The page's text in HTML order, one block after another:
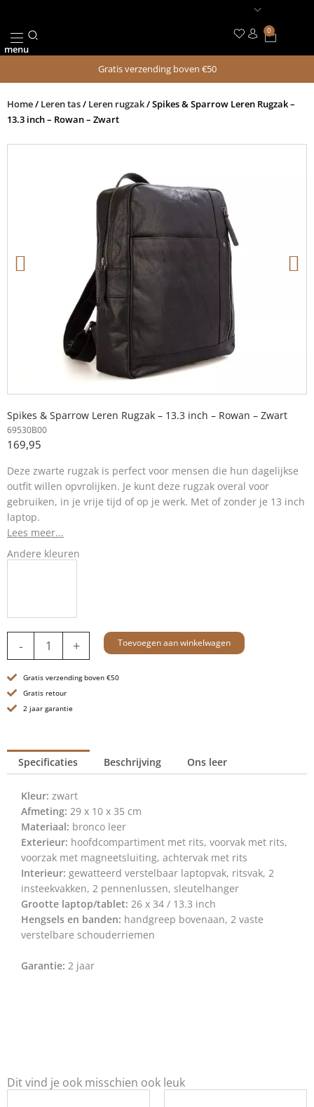
de
inhoud
menu
0
Gratis verzending boven €50
Home/ Leren tas/ Leren rugzak/ Spikes & Sparrow Leren Rugzak –
13.3 inch – Rowan – Zwart
Spikes & Sparrow Leren Rugzak – 13.3 inch – Rowan – Zwart
69530B00
169,95
Deze zwarte rugzak is perfect voor mensen die hun dagelijkse
outfit willen opvrolijken. Je kunt deze rugzak overal voor
gebruiken, in je vrije tijd of op je werk. Met of zonder je 13 inch
laptop.
Lees meer...
Andere kleuren
-
Rugzak
13.3
inch
-
Zwart
aantal
+ Toevoegen aan winkelwagen
Gratis verzending boven €50
Gratis retour
2 jaar garantie
Specificaties Beschrijving Ons leer
Kleur: zwart
Afmeting: 29 x 10 x 35 cm
Materiaal: bronco leer
Exterieur: hoofdcompartiment met rits, voorvak met rits,
voorzak met magneetsluiting, achtervak met rits
Interieur: gewatteerd verstelbaar laptopvak, ritsvak, 2
insteekvakken, 2 pennenlussen, sleutelhanger
Grootte laptop/tablet: 26 x 34 / 13.3 inch
Hengsels en banden: handgreep bovenaan, 2 vaste
verstelbare schouderriemen
Garantie: 2 jaar
Dit vind je ook misschien ook leuk